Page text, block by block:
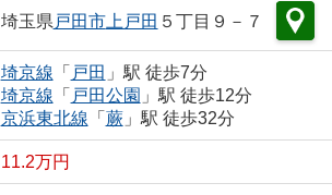
埼玉県 戸田市上戸田 ５丁目９－７
埼京線 「 戸田 」駅 徒歩7分
埼京線 「 戸田公園 」駅 徒歩12分
京浜東北線 「 蕨」駅 徒歩32分
11.2万円